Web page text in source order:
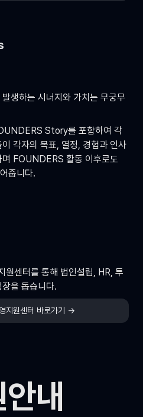
생하는 시너지와 가치는 무궁무
Story를 포함하여 각
각자의 목표, 열정, 경험과 인사
며 FOUNDERS 활동 이후로도
줍니다.
원센터를 통해 법인설립, HR, 투
을 돕습니다.
지원센터 바로가기 →
내